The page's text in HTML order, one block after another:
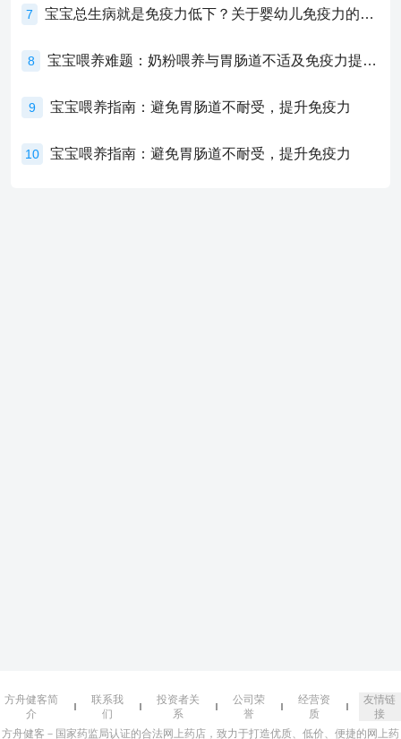
7 宝宝总生病就是免疫力低下？关于婴幼儿免疫力的真相，家长必须了解！
8 宝宝喂养难题：奶粉喂养与胃肠道不适及免疫力提升的奥秘
9 宝宝喂养指南：避免胃肠道不耐受，提升免疫力
10 宝宝喂养指南：避免胃肠道不耐受，提升免疫力
方舟健客简
介
联系我
们
投资者关
系
公司荣
誉
经营资
质
友情链
接
方舟健客－国家药监局认证的合法网上药店，致力于打造优质、低价、便捷的网上药